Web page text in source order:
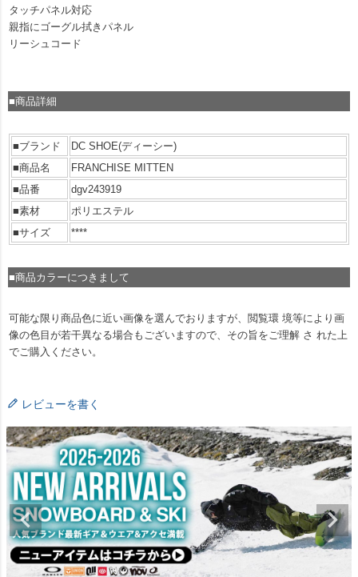
タッチパネル対応
親指にゴーグル拭きパネル
リーシュコード
■商品詳細
■ブランド
DC SHOE(ディーシー)
■商品名
FRANCHISE MITTEN
■品番
dgv243919
■素材
ポリエステル
■サイズ
****
■商品カラーにつきまして
可能な限り商品色に近い画像を選んでおりますが、閲覧環 境等により画
像の色目が若干異なる場合もございますので、その旨をご理解 さ れた上
でご購入ください。
レビューを書く